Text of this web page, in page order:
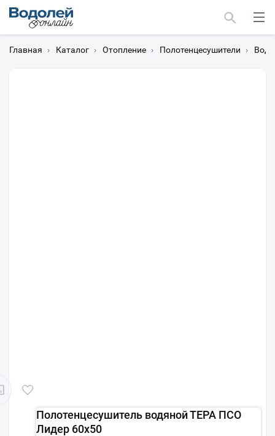
Главная › Каталог › Отопление › Полотенцесушители ›
Полотенцесушитель водяной ТЕРА ПСО
Лидер 60х50